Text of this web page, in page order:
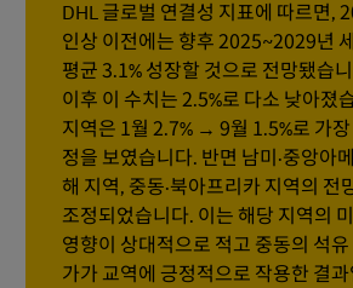
DHL 글로벌 연결성 지표에 따르면,
인상 이전에는 향후 2025~2029년
평균 3.1% 성장할 것으로 전망됐습
이후 이 수치는 2.5%로 다소 낮아졌
지역은 1월 2.7% → 9월 1.5%로 가
정을 보였습니다. 반면 남미·중앙아
해 지역, 중동·북아프리카 지역의 전
조정되었습니다. 이는 해당 지역의
영향이 상대적으로 적고 중동의 석
가가 교역에 긍정적으로 작용한 결